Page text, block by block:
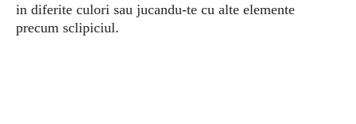
in diferite culori sau jucandu-te cu alte elemente
precum sclipiciul.